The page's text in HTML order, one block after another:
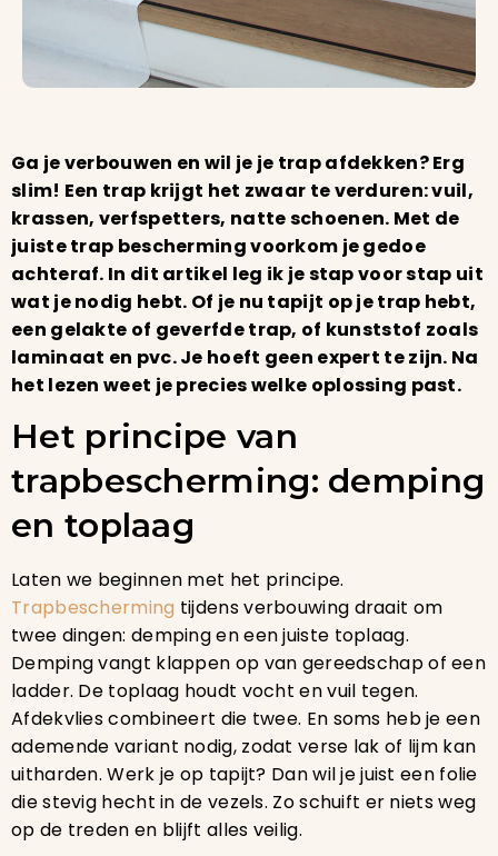
Ga je verbouwen en wil je je trap afdekken? Erg
slim! Een trap krijgt het zwaar te verduren: vuil,
krassen, verfspetters, natte schoenen. Met de
juiste trap bescherming voorkom je gedoe
achteraf. In dit artikel leg ik je stap voor stap uit
wat je nodig hebt. Of je nu tapijt op je trap hebt,
een gelakte of geverfde trap, of kunststof zoals
laminaat en pvc. Je hoeft geen expert te zijn. Na
het lezen weet je precies welke oplossing past.
Het principe van
trapbescherming: demping
en toplaag
Laten we beginnen met het principe.
Trapbescherming tijdens verbouwing draait om
twee dingen: demping en een juiste toplaag.
Demping vangt klappen op van gereedschap of een
ladder. De toplaag houdt vocht en vuil tegen.
Afdekvlies combineert die twee. En soms heb je een
ademende variant nodig, zodat verse lak of lijm kan
uitharden. Werk je op tapijt? Dan wil je juist een folie
die stevig hecht in de vezels. Zo schuift er niets weg
op de treden en blijft alles veilig.